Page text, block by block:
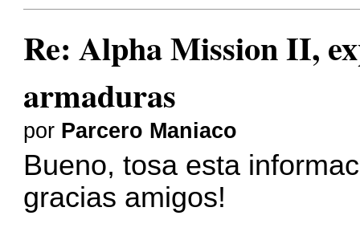
Re: Alpha Mission II,
armaduras
por Parcero Maniaco
Bueno, tosa esta
gracias amigos!